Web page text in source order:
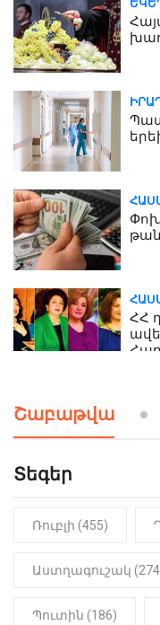
ՀՀ
Շաբաթվա
Տեգեր
Ռուբլի (455)
Աստղագուշակ
Պուտին (186)